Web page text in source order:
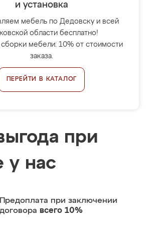
и установка
мебель по Дедовску и всей
области бесплатно!
мебели: 10% от стоимости
заказа.
ПЕРЕЙТИ В КАТАЛОГ
при
у нас
Предоплата при заключении
договора всего 10%